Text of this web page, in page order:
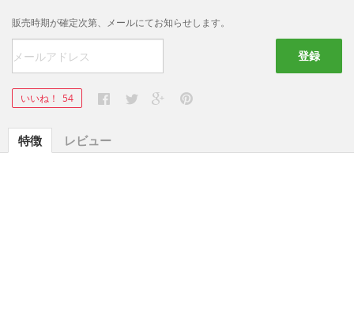
販売時期が確定次第、メールにてお知らせします。
登録
いいね！ 54
特徴 レビュー